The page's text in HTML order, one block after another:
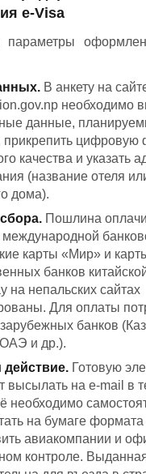
e-Visa
параметры
В анкету на
необходимо
данные,
прикрепить
качества и указать
(название отеля
дома).
Пошлина
международной
карты «Мир» и
банков
на непальских сайтах
Для оплаты
банков
и др.).
действие. Готовую
высылать на e-mail в
необходимо
на бумаге
авиакомпании и
контроле.